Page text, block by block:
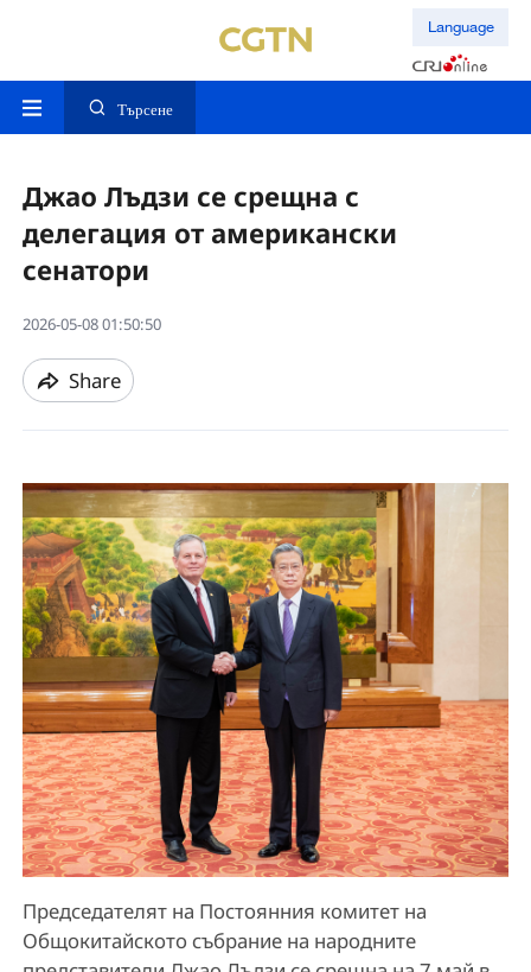
Language
Търсене
Джао Лъдзи се срещна с
делегация от американски
сенатори
2026-05-08 01:50:50
Share
Председателят на Постоянния комитет на
Общокитайското събрание на народните